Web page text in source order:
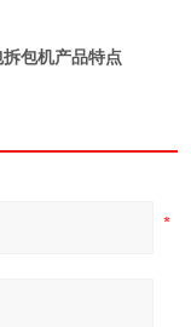
包机产品特点